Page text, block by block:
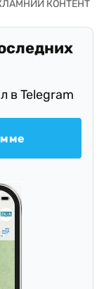
в Telegram